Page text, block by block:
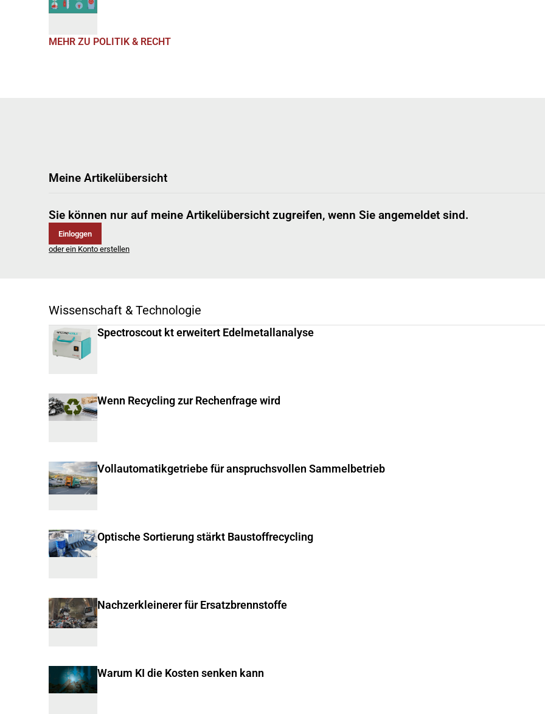
MEHR ZU POLITIK & RECHT
Meine Artikelübersicht
Sie können nur auf meine Artikelübersicht zugreifen, wenn Sie angemeldet sind.
Einloggen
oder ein Konto erstellen
Wissenschaft & Technologie
Spectroscout kt erweitert Edelmetallanalyse
Wenn Recycling zur Rechenfrage wird
Vollautomatikgetriebe für anspruchsvollen Sammelbetrieb
Optische Sortierung stärkt Baustoffrecycling
Nachzerkleinerer für Ersatzbrennstoffe
Warum KI die Kosten senken kann